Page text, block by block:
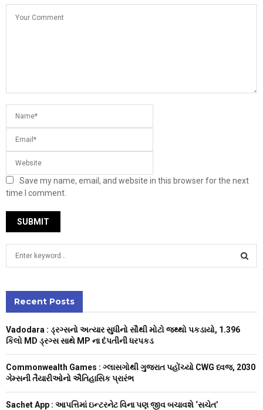
Save my name, email, and website in this browser for the next
time I comment.
h
o
C
Recent Posts
Vadodara : ડ્રગ્સનો અત્યાર સુધીનો સૌથી મોટો જથ્થો પકડાયો, 1.396
કિલો MD ડ્રગ્સ સાથે MP ના દંપતીની ધરપકડ
Commonwealth Games : ગ્લાસગોથી ગુજરાત પહોંચ્યો CWG ધ્વજ, 2030
ગેમ્સની તૈયારીઓનો ઐતિહાસિક પ્રારંભ
Sachet App : આપત્તિમાં ઇન્ટરનેટ વિના પણ જીવ બચાવશે ‘સચેત’